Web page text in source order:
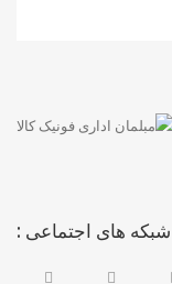
شبکه های اجتماعی :